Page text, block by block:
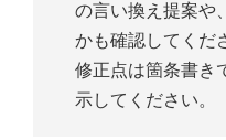
の言い換え提案や
かも確認してくだ
修正点は箇条書き
示してください。